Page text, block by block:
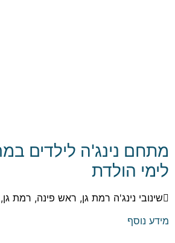
מתחם נינג'ה לילדים
לימי הולדת
שינובי נינג'ה רמת גן, ראש פינה, רמת
מידע נוסף